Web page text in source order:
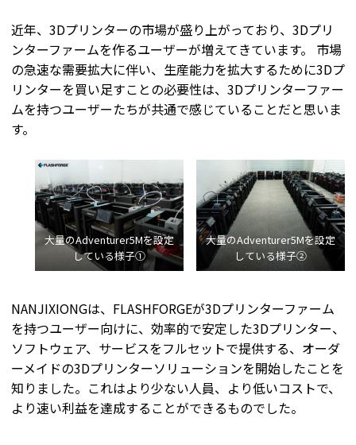
近年、3Dプリンターの市場が盛り上がっており、3Dプリ
ンターファームを作るユーザーが増えてきています。 市場
の急速な需要拡大に伴い、生産能力を拡大するために3Dプ
リンターを買い足すことの必要性は、3Dプリンターファー
ムを持つユーザーたちが共通で感じていることだと思いま
す。
大量のAdventurer5Mを設定
している様子①
大量のAdventurer5Mを設定
している様子②
NANJIXIONGは、FLASHFORGEが3Dプリンターファーム
を持つユーザー向けに、効率的で安定した3Dプリンター、
ソフトウェア、サービスをフルセットで提供する、オーダ
ーメイドの3Dプリンターソリューションを開始したことを
知りました。これはより少ない人員、より低いコストで、
より速い利益を達成することができるものでした。